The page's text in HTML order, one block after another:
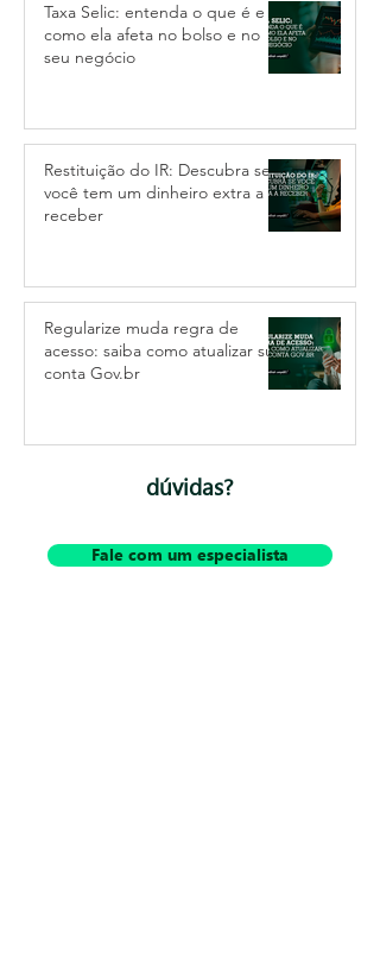
Taxa Selic: entenda o que é e
como ela afeta no bolso e no
seu negócio
Restituição do IR: Descubra se
você tem um dinheiro extra a
receber
Regularize muda regra de
acesso: saiba como atualizar sua
conta Gov.br
dúvidas?
Fale com um especialista